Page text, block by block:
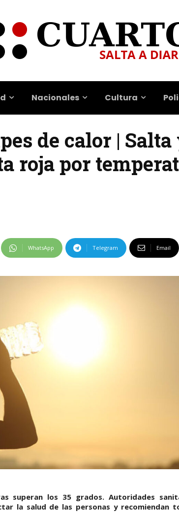
Nacionales Cultura
de calor | Salta
roja por
WhatsApp Telegram Email
superan los 35 grados. Autoridades
la salud de las personas y recomiendan